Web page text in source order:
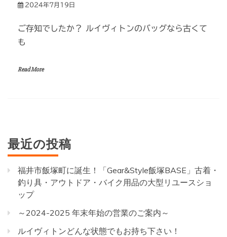
2024年7月19日
ご存知でしたか？ ルイヴィトンのバッグなら古くて
も
Read More
最近の投稿
福井市飯塚町に誕生！「Gear&Style飯塚BASE」古着・
釣り具・アウトドア・バイク用品の大型リユースショ
ップ
～2024-2025 年末年始の営業のご案内～
ルイヴィトンどんな状態でもお持ち下さい！